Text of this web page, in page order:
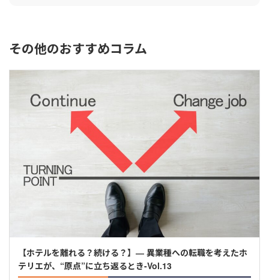
その他のおすすめコラム
【ホテルを離れる？続ける？】― 異業種への転職を考えたホ
テリエが、“原点”に立ち返るとき-Vol.13